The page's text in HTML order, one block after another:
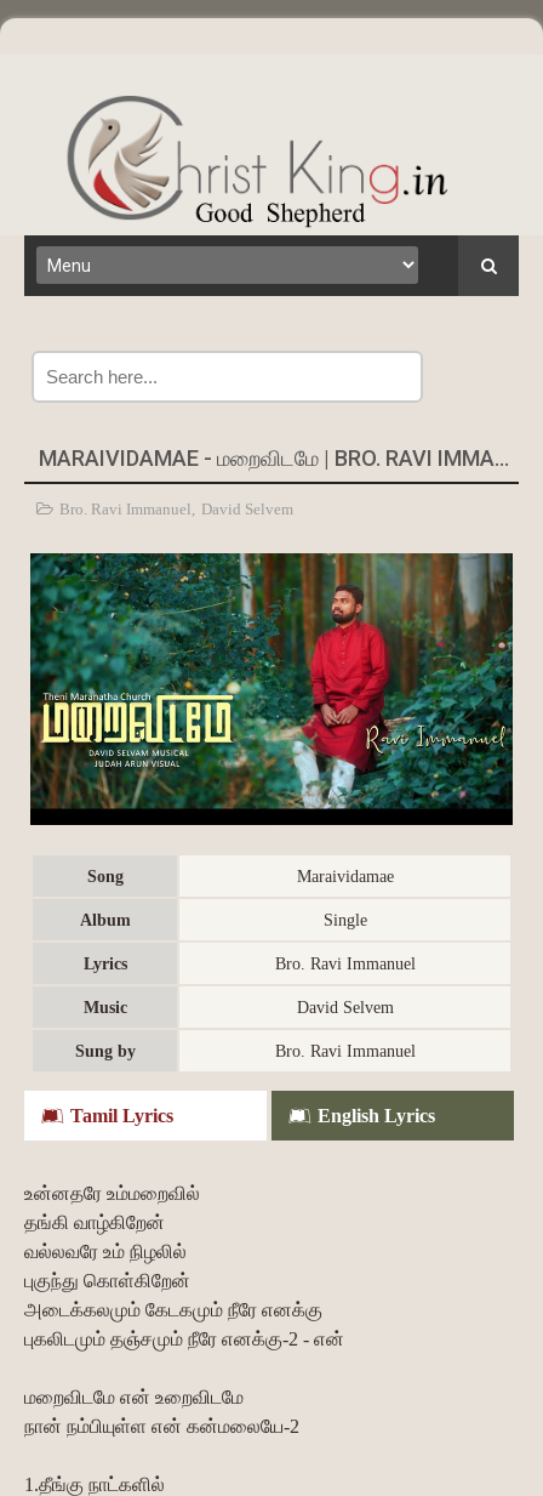
MARAIVIDAMAE - மறைவிடமே | BRO. RAVI IMMANUEL
Bro. Ravi Immanuel, David Selvem
Song Maraividamae
Album Single
Lyrics Bro. Ravi Immanuel
Music David Selvem
Sung by Bro. Ravi Immanuel
Tamil Lyrics English Lyrics
உன்னதரே உம்மறைவில்
தங்கி வாழ்கிறேன்
வல்லவரே உம் நிழலில்
புகுந்து கொள்கிறேன்
அடைக்கலமும் கேடகமும் நீரே எனக்கு
புகலிடமும் தஞ்சமும் நீரே எனக்கு-2 - என்
மறைவிடமே என் உறைவிடமே
நான் நம்பியுள்ள என் கன்மலையே-2
1.தீங்கு நாட்களில்